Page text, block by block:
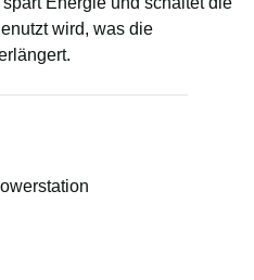
wird, was die